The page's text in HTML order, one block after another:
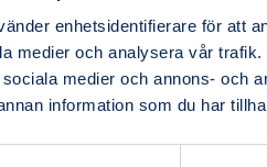
enhetsidentifierare för att
medier och analysera vår
medier och annons- och
information som du har